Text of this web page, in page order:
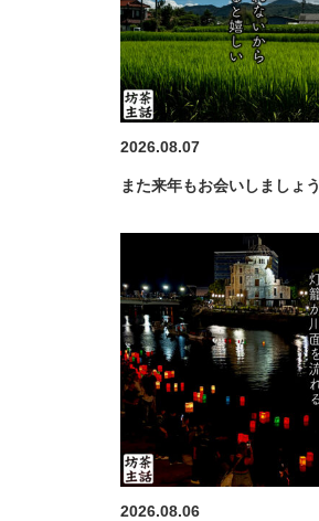
2026.08.07
また来年もお会いしましょう
2026.08.06